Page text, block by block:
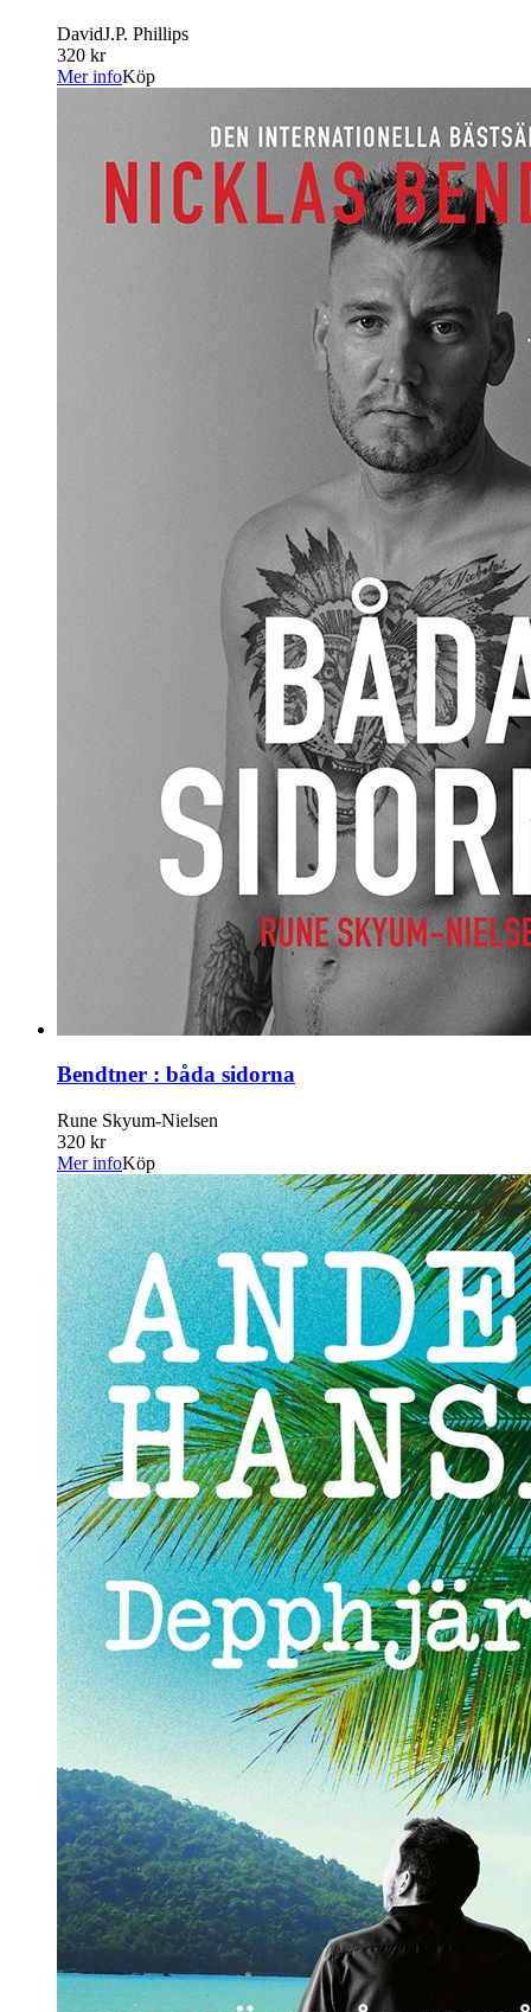
DavidJ.P. Phillips
320 kr
Mer infoKöp
Bendtner : båda sidorna
Rune Skyum-Nielsen
320 kr
Mer infoKöp